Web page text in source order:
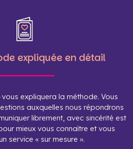
expliquée en détail
expliquera la méthode. Vous
auxquelles nous répondrons
librement, avec sincérité est
mieux vous connaître et vous
service « sur mesure ».